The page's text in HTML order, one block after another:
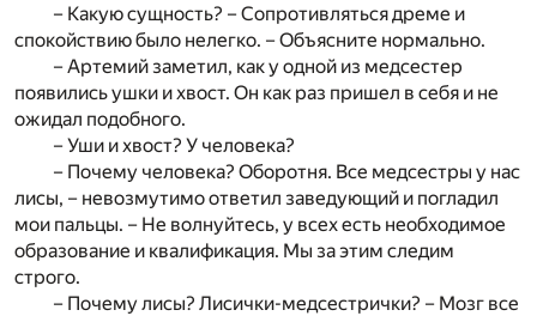
– Какую сущность? – Сопротивляться дреме и
спокойствию было нелегко. – Объясните нормально.
– Артемий заметил, как у одной из медсестер
появились ушки и хвост. Он как раз пришел в себя и не
ожидал подобного.
– Уши и хвост? У человека?
– Почему человека? Оборотня. Все медсестры у нас
лисы, – невозмутимо ответил заведующий и погладил
мои пальцы. – Не волнуйтесь, у всех есть необходимое
образование и квалификация. Мы за этим следим
строго.
– Почему лисы? Лисички-медсестрички? – Мозг все